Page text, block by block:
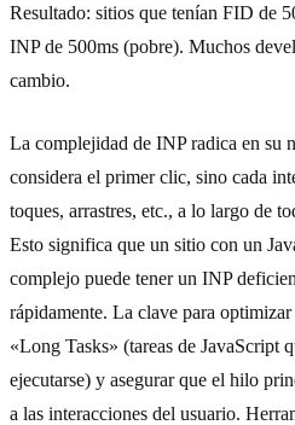
Resultado: sitios que tenían FID de
INP de 500ms (pobre). Muchos
cambio.
La complejidad de INP radica en su
considera el primer clic, sino cada
toques, arrastres, etc., a lo largo de
Esto significa que un sitio con un
complejo puede tener un INP
rápidamente. La clave para
«Long Tasks» (tareas de JavaScript
ejecutarse) y asegurar que el hilo
a las interacciones del usuario.